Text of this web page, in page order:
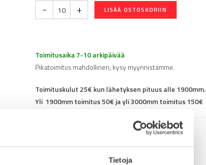
Tietoja
- + LISÄÄ OSTOSKORIIN
Toimitusaika 7-10 arkipäivää
Pikatoimitus mahdollinen, kysy myynnistämme.
Toimituskulut 25€ kun lähetyksen pituus alle 1900mm.
Yli 1900mm toimitus 50€ ja yli 3000mm toimitus 150€
Osasto